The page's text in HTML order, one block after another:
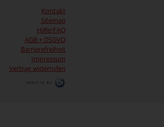
Kontakt
Sitemap
Hilfe/FAQ
AGB + DSGVO
Barrierefreiheit
Impressum
Vertrag widerrufen